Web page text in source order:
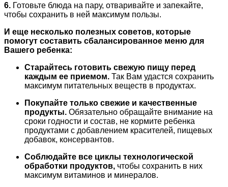
6. Готовьте блюда на пару, отваривайте и запекайте,
чтобы сохранить в ней максимум пользы.
И еще несколько полезных советов, которые
помогут составить сбалансированное меню для
Вашего ребенка:
Старайтесь готовить свежую пищу перед
каждым ее приемом. Так Вам удастся сохранить
максимум питательных веществ в продуктах.
Покупайте только свежие и качественные
продукты. Обязательно обращайте внимание на
сроки годности и состав, не кормите ребенка
продуктами с добавлением красителей, пищевых
добавок, консервантов.
Соблюдайте все циклы технологической
обработки продуктов, чтобы сохранить в них
максимум витаминов и минералов.